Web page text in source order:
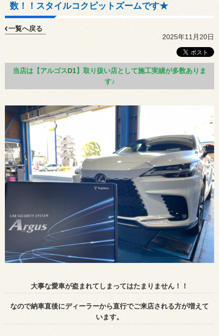
数！！スタイルコクピットズームです★
一覧へ戻る
2025年11月20日
当店は【アルゴスD1】取り扱い店として施工実績が多数ありま
す♪
大事な愛車が盗まれてしまってはたまりません！！
なので納車直後にディーラーから直行でご来店される方が増えて
います。